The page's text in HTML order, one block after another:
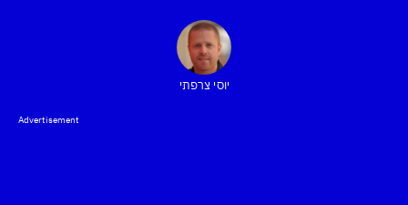
יוסי צרפתי
Advertisement